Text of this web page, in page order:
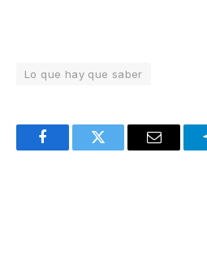
Lo que hay que saber
FacebookTwitter Email